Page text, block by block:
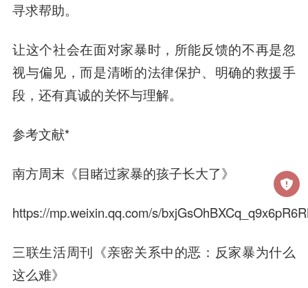
寻求帮助。
让这个社会在面对家暴时，所能反馈的不再是忽
视与偏见，而是清晰的法律保护、明确的救援手
段，还有真诚的关怀与理解。
参考文献*
南方周末《目睹过家暴的孩子长大了》
https://mp.weixin.qq.com/s/
三联生活周刊《亲密关系中的恶：反家暴为什么
这么难》